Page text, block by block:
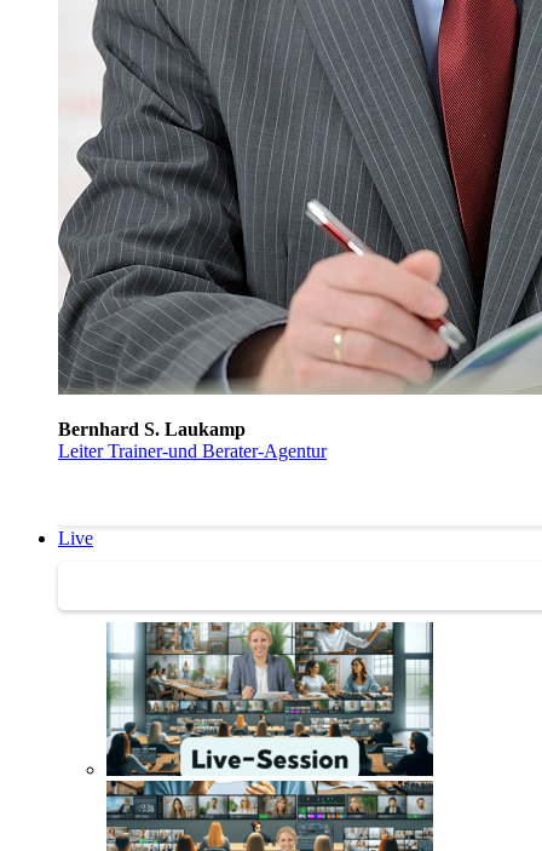
Bernhard S. Laukamp
Leiter Trainer-und Berater-Agentur
Live